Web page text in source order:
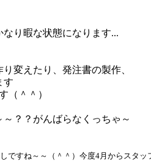
り暇な状態になります...
変えたり、発注書の製作、
す
（＾＾）
？？がんばらなくっちゃ～
ですね～～（＾＾）今度4月からスタ